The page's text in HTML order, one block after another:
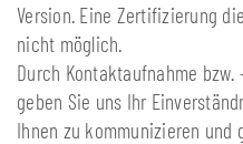
Version. Eine Zertifizierung
nicht möglich.
Durch Kontaktaufnahme bzw.
geben Sie uns Ihr
Ihnen zu kommunizieren und